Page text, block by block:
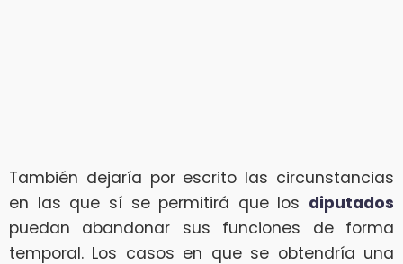
También dejaría por escrito las circunstancias
en las que sí se permitirá que los diputados
puedan abandonar sus funciones de forma
temporal. Los casos en que se obtendría una